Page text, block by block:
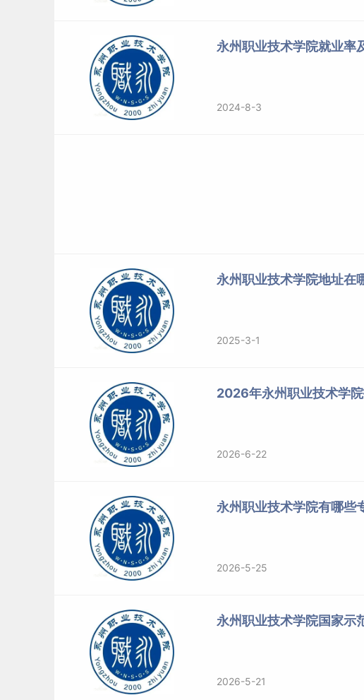
永州职业技术学院就业率
2024-8-3
永州职业技术学院地址在
2025-3-1
2026年永州职业技术学
2026-6-22
永州职业技术学院有哪些
2026-5-25
永州职业技术学院国家示
2026-5-21